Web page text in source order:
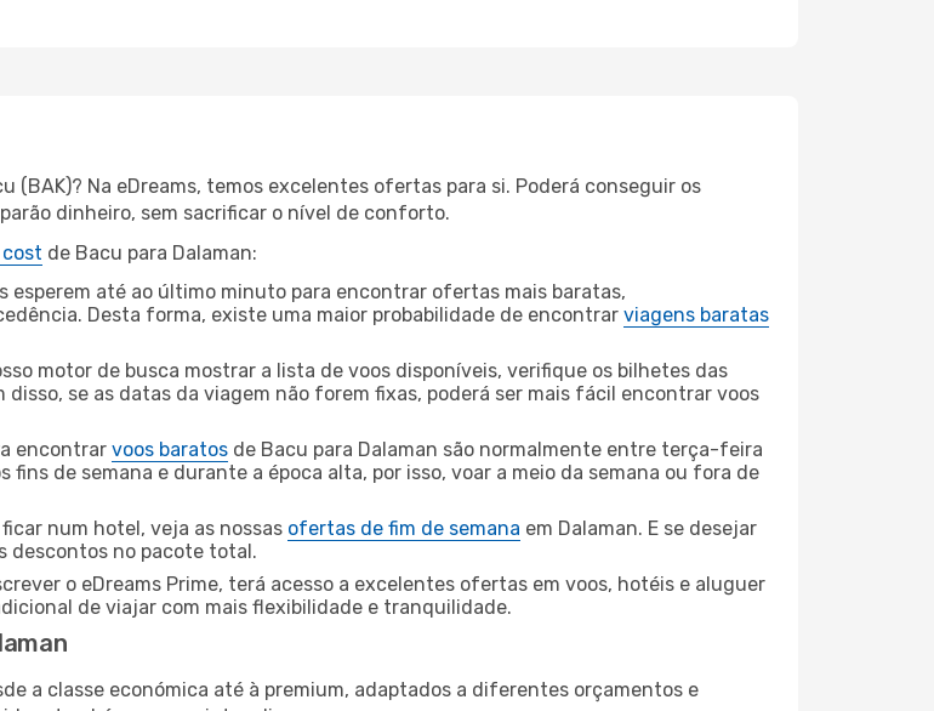
(BAK)? Na eDreams, temos excelentes ofertas para si. Poderá conseguir os
dinheiro, sem sacrificar o nível de conforto.
de Bacu para Dalaman:
esperem até ao último minuto para encontrar ofertas mais baratas,
Desta forma, existe uma maior probabilidade de encontrar viagens baratas
motor de busca mostrar a lista de voos disponíveis, verifique os bilhetes das
se as datas da viagem não forem fixas, poderá ser mais fácil encontrar voos
encontrar voos baratos de Bacu para Dalaman são normalmente entre terça-feira
de semana e durante a época alta, por isso, voar a meio da semana ou fora de
num hotel, veja as nossas ofertas de fim de semana em Dalaman. E se desejar
descontos no pacote total.
o eDreams Prime, terá acesso a excelentes ofertas em voos, hotéis e aluguer
de viajar com mais flexibilidade e tranquilidade.
a classe económica até à premium, adaptados a diferentes orçamentos e